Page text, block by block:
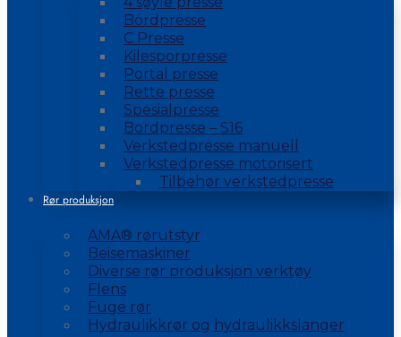
Bordpresse
C Presse
Kilesporpresse
Portal presse
Rette presse
Spesialpresse
Bordpresse – S16
Verkstedpresse manuell
Verkstedpresse motorisert
Tilbehør verkstedpresse
Rør produksjon
AMA® rørutstyr
Beisemaskiner
Diverse rør produksjon verktøy
Flens
Fuge rør
Hydraulikkrør og hydraulikkslanger